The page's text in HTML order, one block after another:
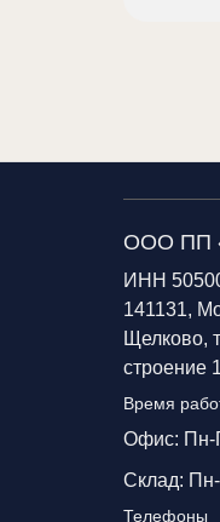
ООО ПП
ИНН
141131,
Щелково,
строение
Время
Офис: Пн-
Склад:
Телефоны